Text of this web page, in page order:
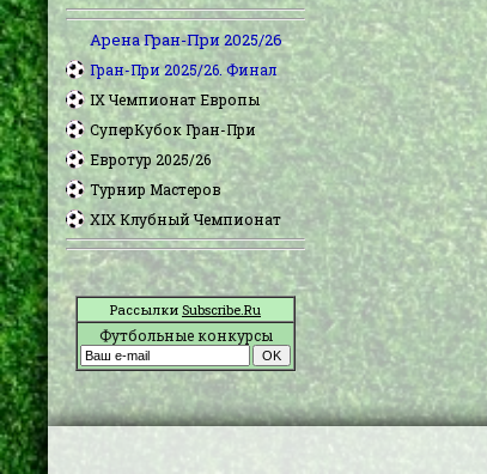
Арена Гран-При 2025/26
Гран-При 2025/26. Финал
IX Чемпионат Европы
СуперКубок Гран-При
Евротур 2025/26
Турнир Мастеров
XIX Клубный Чемпионат
Рассылки Subscribe.Ru
Футбольные конкурсы